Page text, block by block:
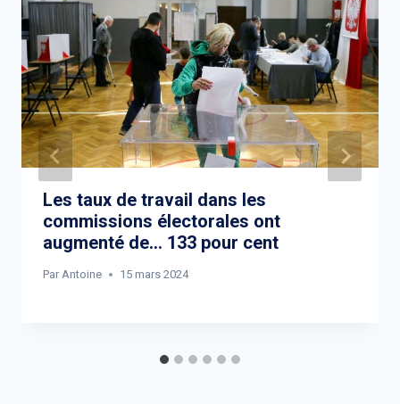
Les taux de travail dans les
commissions électorales ont
augmenté de… 133 pour cent
Par Antoine 15 mars 2024